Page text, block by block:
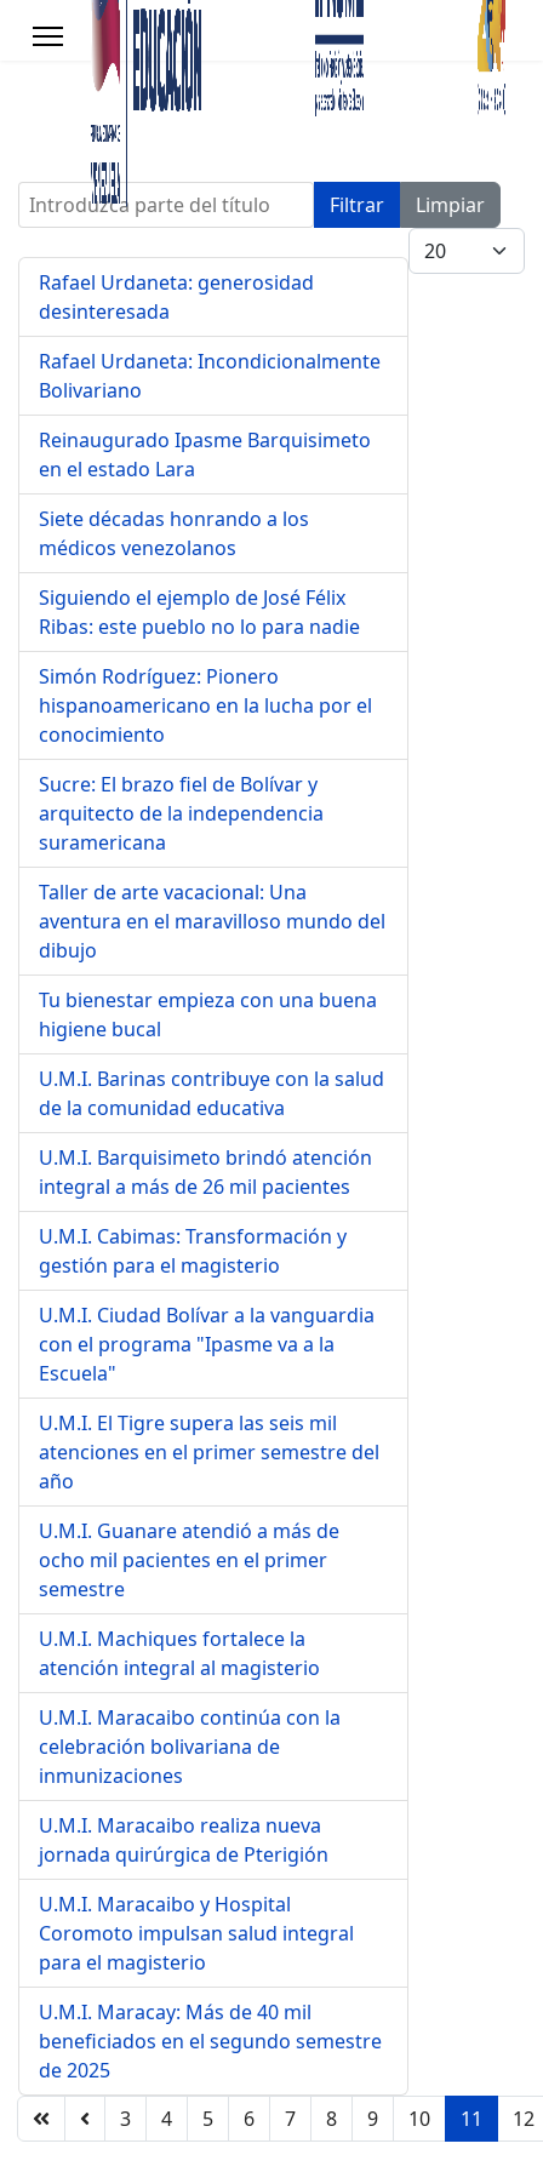
Introduzca parte del título Filtrar
Limpiar
Cantidad a
Rafael Urdaneta: generosidad
desinteresada
Rafael Urdaneta: Incondicionalmente
Bolivariano
Reinaugurado Ipasme Barquisimeto
en el estado Lara
Siete décadas honrando a los
médicos venezolanos
Siguiendo el ejemplo de José Félix
Ribas: este pueblo no lo para nadie
Simón Rodríguez: Pionero
hispanoamericano en la lucha por el
conocimiento
Sucre: El brazo fiel de Bolívar y
arquitecto de la independencia
suramericana
Taller de arte vacacional: Una
aventura en el maravilloso mundo del
dibujo
Tu bienestar empieza con una buena
higiene bucal
U.M.I. Barinas contribuye con la salud
de la comunidad educativa
U.M.I. Barquisimeto brindó atención
integral a más de 26 mil pacientes
U.M.I. Cabimas: Transformación y
gestión para el magisterio
U.M.I. Ciudad Bolívar a la vanguardia
con el programa "Ipasme va a la
Escuela"
U.M.I. El Tigre supera las seis mil
atenciones en el primer semestre del
año
U.M.I. Guanare atendió a más de
ocho mil pacientes en el primer
semestre
U.M.I. Machiques fortalece la
atención integral al magisterio
U.M.I. Maracaibo continúa con la
celebración bolivariana de
inmunizaciones
U.M.I. Maracaibo realiza nueva
jornada quirúrgica de Pterigión
U.M.I. Maracaibo y Hospital
Coromoto impulsan salud integral
para el magisterio
U.M.I. Maracay: Más de 40 mil
beneficiados en el segundo semestre
de 2025
Página 11 de 12
3 4 5 6 7 8 9 10 11 12